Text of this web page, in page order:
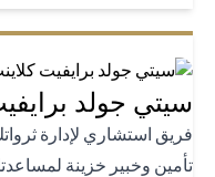
جولد برايفيت
استشاري لإدارة ثرواتك
وخبير خزينة لمساعدتك